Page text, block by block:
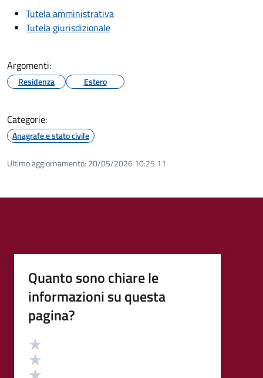
Tutela amministrativa
Tutela giurisdizionale
Argomenti:
Residenza Estero
Categorie:
Anagrafe e stato civile
Ultimo aggiornamento: 20/05/2026 10:25.11
Quanto sono chiare le
informazioni su questa
pagina?
Valutazione